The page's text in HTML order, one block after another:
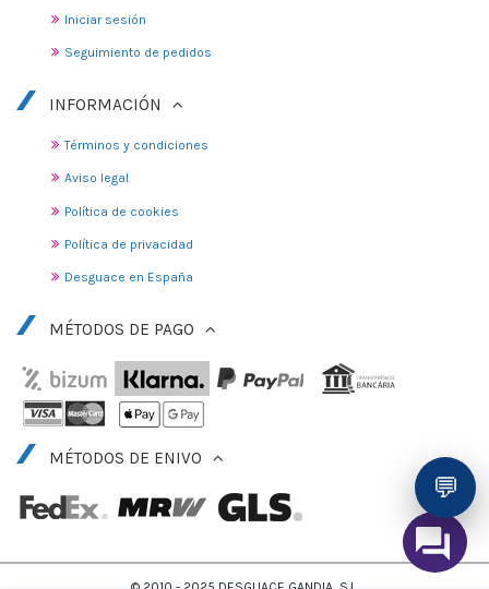
Iniciar sesión
Seguimiento de pedidos
INFORMACIÓN
Términos y condiciones
Aviso legal
Política de cookies
Política de privacidad
Desguace en España
MÉTODOS DE PAGO
MÉTODOS DE ENIVO
💬